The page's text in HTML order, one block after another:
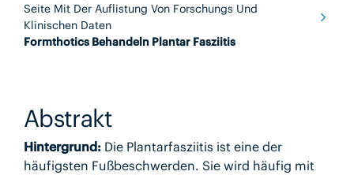
Seite Mit Der Auflistung Von Forschungs Und
Klinischen Daten
Formthotics Behandeln Plantar Fasziitis
Abstrakt
Hintergrund: Die Plantarfasziitis ist eine der
häufigsten Fußbeschwerden. Sie wird häufig mit